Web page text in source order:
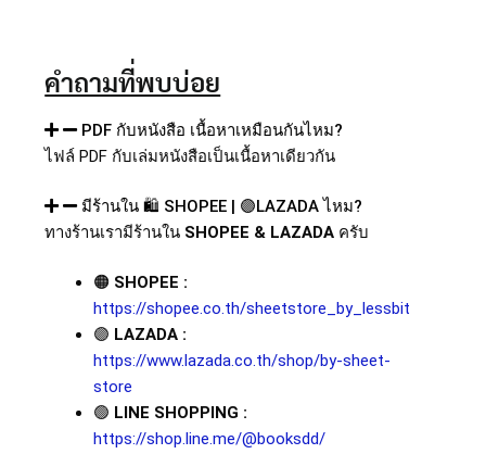
คำถามที่พบบ่อย
PDF กับหนังสือ เนื้อหาเหมือนกันไหม?
ไฟล์ PDF กับเล่มหนังสือเป็นเนื้อหาเดียวกัน
มีร้านใน 🛍️ SHOPEE | 🟣LAZADA ไหม?
ทางร้านเรามีร้านใน SHOPEE & LAZADA ครับ
🟠 SHOPEE :
https://shopee.co.th/sheetstore_by_lessbit
🟣 LAZADA :
https://www.lazada.co.th/shop/by-sheet-
store
🟢 LINE SHOPPING :
https://shop.line.me/@booksdd/